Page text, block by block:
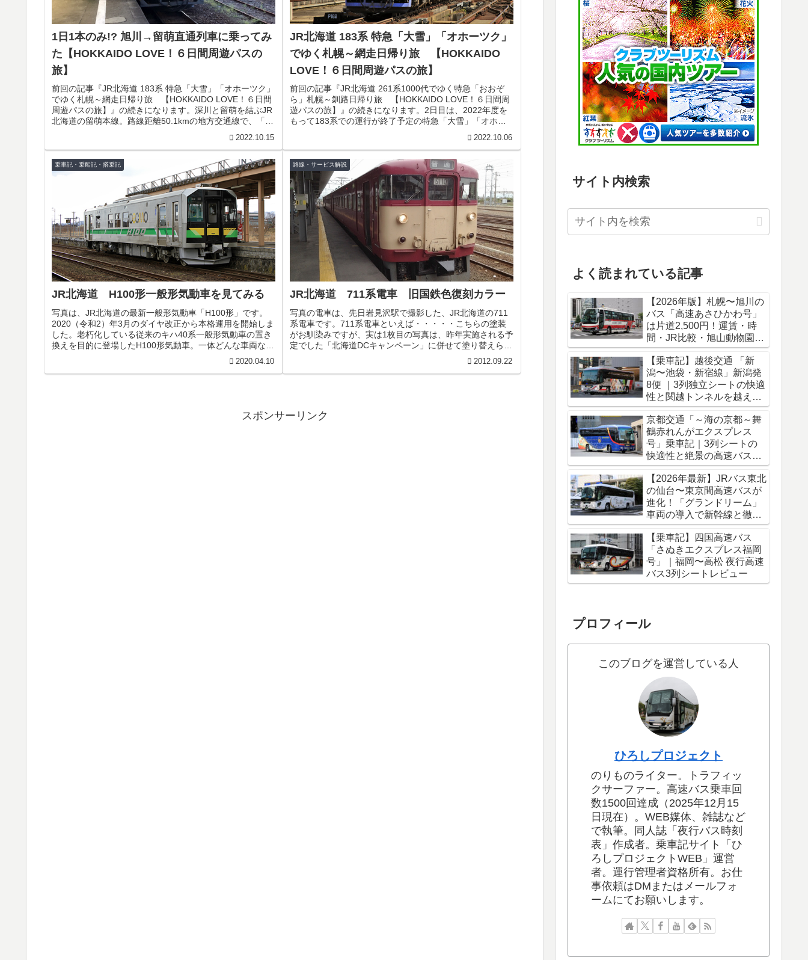
1日1本のみ!? 旭川→留萌直通列車に乗ってみ
た【HOKKAIDO LOVE！６日間周遊パスの
旅】
前回の記事『JR北海道 183系 特急「大雪」「オホーツク」
でゆく札幌～網走日帰り旅 【HOKKAIDO LOVE！６日間
周遊パスの旅】』の続きになります。深川と留萌を結ぶJR
北海道の留萌本線。路線距離50.1kmの地方交通線で、「本
2022.10.15
JR北海道 183系 特急「大雪」「オホーツク」
でゆく札幌～網走日帰り旅 【HOKKAIDO
LOVE！６日間周遊パスの旅】
前回の記事『JR北海道 261系1000代でゆく特急「おおぞ
ら」札幌～釧路日帰り旅 【HOKKAIDO LOVE！６日間周
遊パスの旅】』の続きになります。2日目は、2022年度を
もって183系での運行が終了予定の特急「大雪」「オホー
2022.10.06
乗車記・乗船記・搭乗記
JR北海道 H100形一般形気動車を見てみる
写真は、JR北海道の最新一般形気動車「H100形」です。
2020（令和2）年3月のダイヤ改正から本格運用を開始しま
した。老朽化している従来のキハ40系一般形気動車の置き
換えを目的に登場したH100形気動車。一体どんな車両なの
2020.04.10
路線・サービス解説
JR北海道 711系電車 旧国鉄色復刻カラー
写真の電車は、先日岩見沢駅で撮影した、JR北海道の711
系電車です。711系電車といえば・・・・・こちらの塗装
がお馴染みですが、実は1枚目の写真は、昨年実施される予
定でした「北海道DCキャンペーン」に併せて塗り替えられ
2012.09.22
スポンサーリンク
サイト内検索
よく読まれている記事
【2026年版】札幌〜旭川の
バス「高速あさひかわ号」
は片道2,500円！運賃・時
間・JR比較・旭山動物園ア
クセス完全ガイド
【乗車記】越後交通 「新
潟〜池袋・新宿線」新潟発
8便 ｜3列独立シートの快適
性と関越トンネルを越える
冬のバス旅
京都交通「～海の京都～舞
鶴赤れんがエクスプレス
号」乗車記｜3列シートの
快適性と絶景の高速バス車
窓をレポート
【2026年最新】JRバス東北
の仙台〜東京間高速バスが
進化！「グランドリーム」
車両の導入で新幹線と徹底
比較
【乗車記】四国高速バス
「さぬきエクスプレス福岡
号」｜福岡〜高松 夜行高速
バス3列シートレビュー
プロフィール
このブログを運営している人
ひろしプロジェクト
のりものライター。トラフィッ
クサーファー。高速バス乗車回
数1500回達成（2025年12月15
日現在）。WEB媒体、雑誌など
で執筆。同人誌「夜行バス時刻
表」作成者。乗車記サイト「ひ
ろしプロジェクトWEB」運営
者。運行管理者資格所有。お仕
事依頼はDMまたはメールフォ
ームにてお願いします。